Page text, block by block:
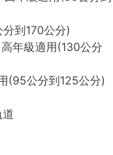
分到170公分)
年級適用(130公分
(95公分到125公分)